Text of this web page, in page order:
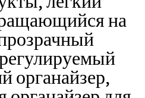
на
органайзер,